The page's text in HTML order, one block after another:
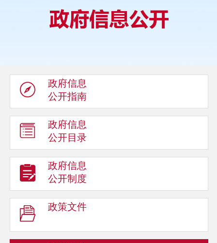
政府信息
公开指南
政府信息
公开目录
政府信息
公开制度
政策文件